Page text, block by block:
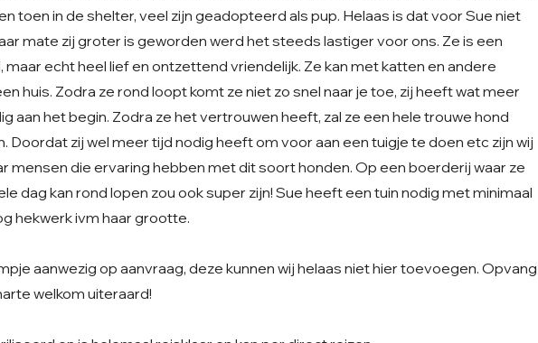
toen in de shelter, veel zijn geadopteerd als pup. Helaas is dat voor Sue niet
mate zij groter is geworden werd het steeds lastiger voor ons. Ze is een
maar echt heel lief en ontzettend vriendelijk. Ze kan met katten en andere
huis. Zodra ze rond loopt komt ze niet zo snel naar je toe, zij heeft wat meer
aan het begin. Zodra ze het vertrouwen heeft, zal ze een hele trouwe hond
Doordat zij wel meer tijd nodig heeft om voor aan een tuigje te doen etc zijn wij
mensen die ervaring hebben met dit soort honden. Op een boerderij waar ze
dag kan rond lopen zou ook super zijn! Sue heeft een tuin nodig met minimaal
hekwerk ivm haar grootte.
aanwezig op aanvraag, deze kunnen wij helaas niet hier toevoegen. Opvang
welkom uiteraard!